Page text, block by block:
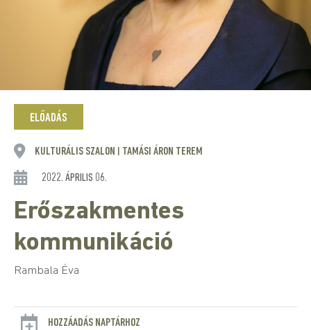
ELŐADÁS
KULTURÁLIS SZALON TAMÁSI ÁRON TEREM
2022. ÁPRILIS 06.
Erőszakmentes
kommunikáció
Rambala Éva
HOZZÁADÁS NAPTÁRHOZ